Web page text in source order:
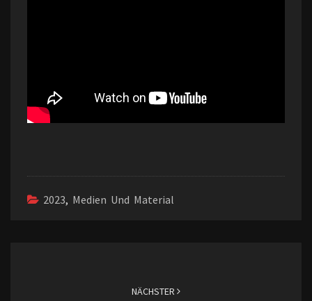
2023, Medien Und Material
NÄCHSTER